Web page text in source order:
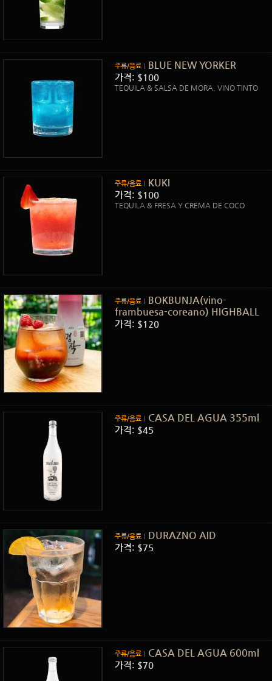
주류/음료 BLUE NEW YORKER
가격: $100
TEQUILA & SALSA DE MORA, VINO TINTO
주류/음료 KUKI
가격: $100
TEQUILA & FRESA Y CREMA DE COCO
주류/음료
BOKBUNJA(vino-
frambuesa-coreano) HIGHBALL
가격: $120
주류/음료 CASA DEL AGUA 355ml
가격: $45
주류/음료 DURAZNO AID
가격: $75
주류/음료 CASA DEL AGUA 600ml
가격: $70